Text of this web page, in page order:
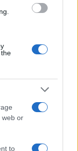
web or
to
kezdődött,
Olykor a
leégett Zappa
látványa ihlette
szenvedett,
visszatért,
Pályatársai
nem